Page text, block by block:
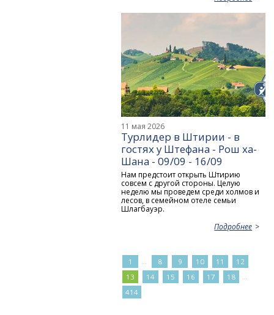
11 мая 2026
Турлидер в Штирии - в
гостях у Штефана - Рош ха-
Шана - 09/09 - 16/09
Нам предстоит открыть Штирию
совсем с другой стороны. Целую
неделю мы проведем среди холмов и
лесов, в семейном отеле семьи
Шлагбауэр.
Подробнее
1 ... 8 9 10 11
12
13
14 15 16 17 18 ...
414